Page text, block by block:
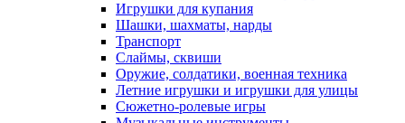
Игрушки для купания
Шашки, шахматы, нарды
Транспорт
Слаймы, сквиши
Оружие, солдатики, военная техника
Летние игрушки и игрушки для улицы
Сюжетно-ролевые игры